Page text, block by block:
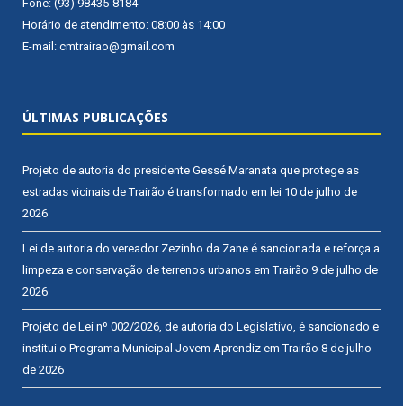
Fone: (93) 98435-8184
Horário de atendimento: 08:00 às 14:00
E-mail: cmtrairao@gmail.com
ÚLTIMAS PUBLICAÇÕES
Projeto de autoria do presidente Gessé Maranata que protege as
estradas vicinais de Trairão é transformado em lei 10 de julho de
2026
Lei de autoria do vereador Zezinho da Zane é sancionada e reforça a
limpeza e conservação de terrenos urbanos em Trairão 9 de julho de
2026
Projeto de Lei nº 002/2026, de autoria do Legislativo, é sancionado e
institui o Programa Municipal Jovem Aprendiz em Trairão 8 de julho
de 2026